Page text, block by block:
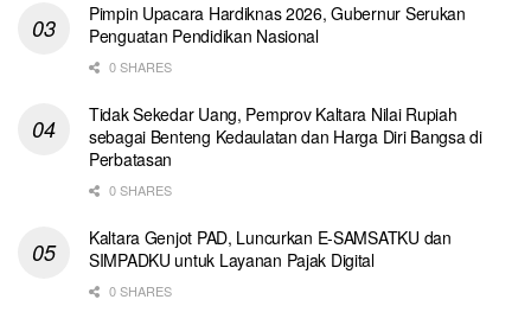
Pimpin Upacara Hardiknas 2026, Gubernur Serukan
Penguatan Pendidikan Nasional
0 SHARES
Tidak Sekedar Uang, Pemprov Kaltara Nilai Rupiah
sebagai Benteng Kedaulatan dan Harga Diri Bangsa di
Perbatasan
0 SHARES
Kaltara Genjot PAD, Luncurkan E-SAMSATKU dan
SIMPADKU untuk Layanan Pajak Digital
0 SHARES